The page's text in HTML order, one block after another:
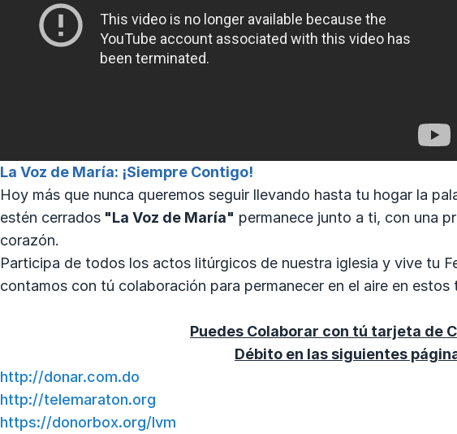
La Voz de María: ¡Siempre Contigo!
Hoy más que nunca queremos seguir llevando hasta tu hogar la
estén cerrados "La Voz de María" permanece junto a ti, con una
corazón.
Participa de todos los actos litúrgicos de nuestra iglesia y vive tu
contamos con tú colaboración para permanecer en el aire en estos
Puedes Colaborar con tú tarjeta de
Débito en las siguientes
http://donar.com.do
http://telemaraton.org
https://donorbox.org/lvm